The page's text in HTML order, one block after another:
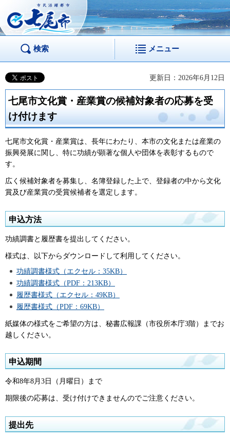
市民活躍都市 七尾
市
検索 メニュー
更新日：2026年6月12日
七尾市文化賞・産業賞の候補対象者の応募を受
け付けます
七尾市文化賞・産業賞は、長年にわたり、本市の文化または産業の
振興発展に関し、特に功績が顕著な個人や団体を表彰するもので
す。
広く候補対象者を募集し、名簿登録した上で、登録者の中から文化
賞及び産業賞の受賞候補者を選定します。
申込方法
功績調書と履歴書を提出してください。
様式は、以下からダウンロードして利用してください。
功績調書様式（エクセル：35KB）
功績調書様式（PDF：213KB）
履歴書様式（エクセル：49KB）
履歴書様式（PDF：69KB）
紙媒体の様式をご希望の方は、秘書広報課（市役所本庁3階）までお
越しください。
申込期間
令和8年8月3日（月曜日）まで
期限後の応募は、受け付けできませんのでご注意ください。
提出先